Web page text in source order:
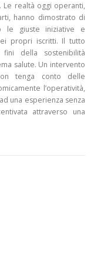
realtà oggi operanti,
hanno dimostrato di
le giuste iniziative e
propri iscritti. Il tutto
della sostenibilità
salute. Un intervento
tenga conto delle
l’operatività,
una esperienza senza
attraverso una